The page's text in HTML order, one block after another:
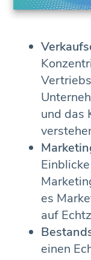
und das
es
auf
einen